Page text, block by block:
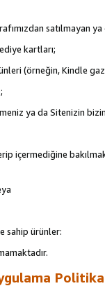
satılmayan
kartları;
(örneğin, Kindle
ya da Sitenizin
içermediğine
sahip ürünler: